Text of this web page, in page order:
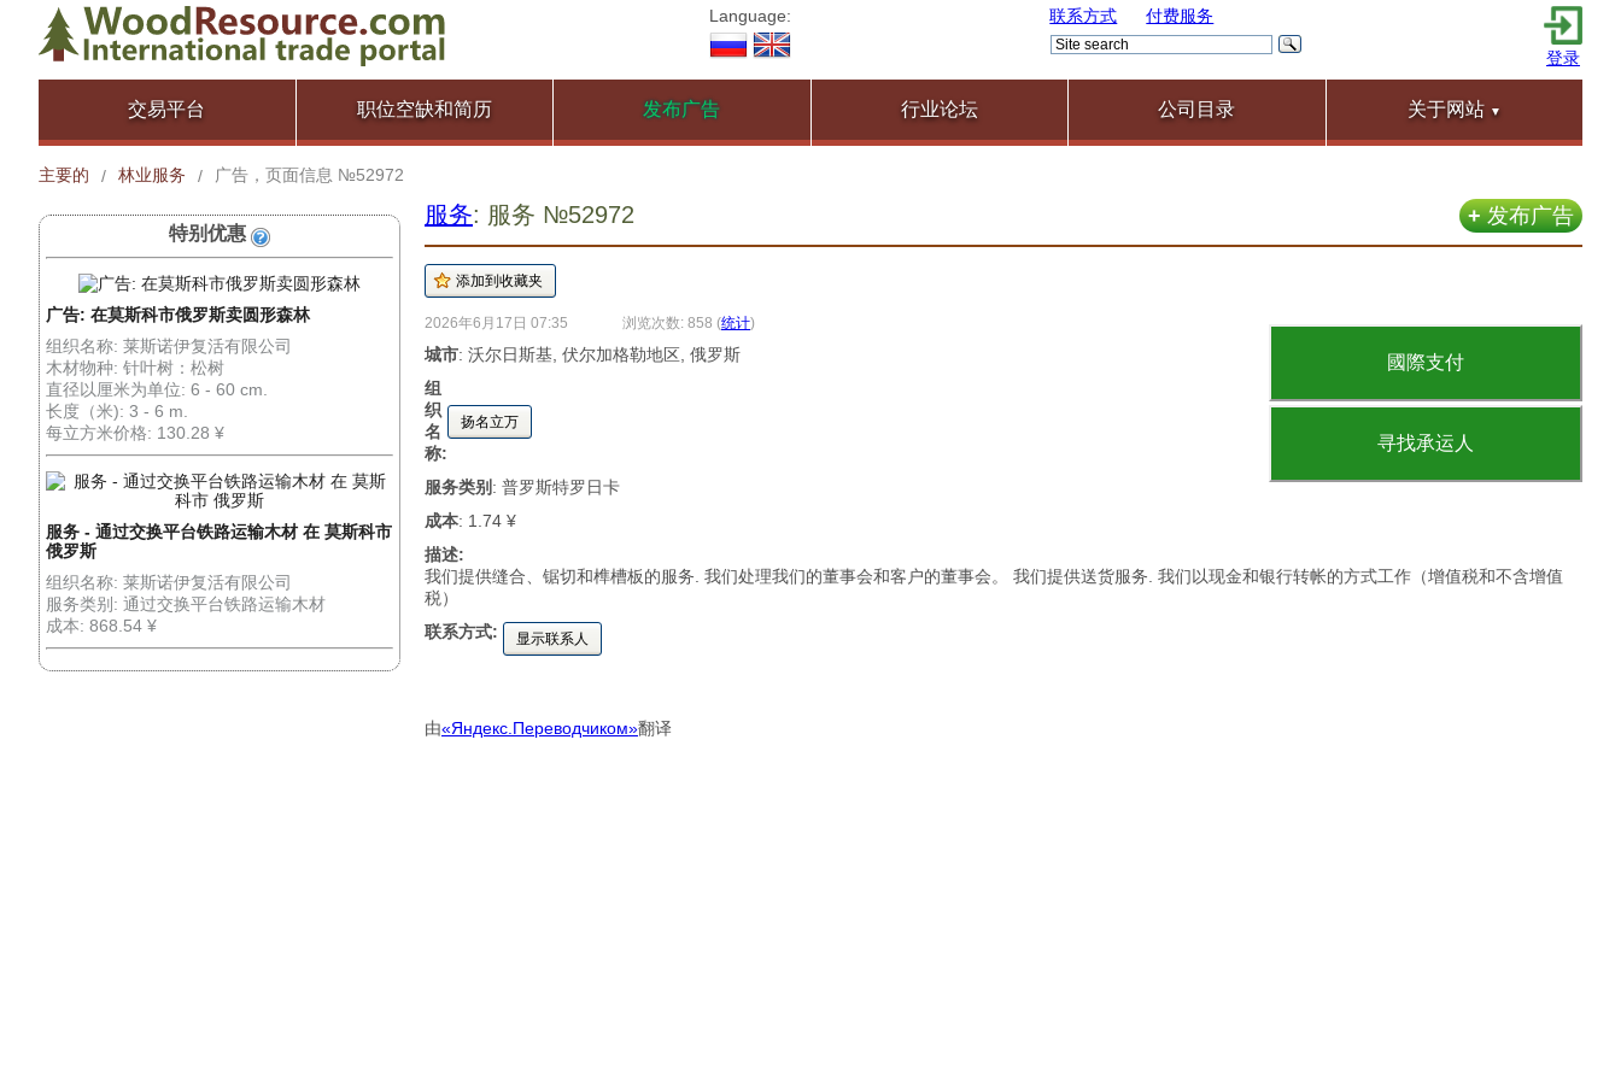
Language: 联系方式 付费服务
登录
交易平台 职位空缺和简历 发布广告 行业论坛 公司目录 关于网站 ▼
主要的 / 林业服务 / 广告，页面信息 №52972
特别优惠
广告: 在莫斯科市俄罗斯卖圆形森林
组织名称: 莱斯诺伊复活有限公司
木材物种: 针叶树：松树
直径以厘米为单位: 6 - 60 cm.
长度（米): 3 - 6 m.
每立方米价格: 130.28 ¥
服务 - 通过交换平台铁路运输木材 在 莫斯科市
俄罗斯
组织名称: 莱斯诺伊复活有限公司
服务类别: 通过交换平台铁路运输木材
成本: 868.54 ¥
+发布广告
服务: 服务 №52972
國際支付
寻找承运人
2026年6月17日 07:35 浏览次数: 858 (统计)
城市: 沃尔日斯基, 伏尔加格勒地区, 俄罗斯
组
织
名
称:
扬名立万
服务类别 : 普罗斯特罗日卡
成本: 1.74 ¥
描述:
我们提供缝合、锯切和榫槽板的服务. 我们处理我们的董事会和客户的董事会。 我们提供送货服务. 我们以现金和银行转帐的方式工作（增值税和不含增值
税）
联系方式:
显示联系人
由«Яндекс.Переводчиком»翻译